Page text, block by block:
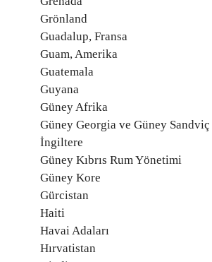
Grönland
Guadalup, Fransa
Guam, Amerika
Guatemala
Guyana
Güney Afrika
Güney Georgia ve Güney Sandviç
İngiltere
Güney Kıbrıs Rum Yönetimi
Güney Kore
Gürcistan
Haiti
Havai Adaları
Hırvatistan